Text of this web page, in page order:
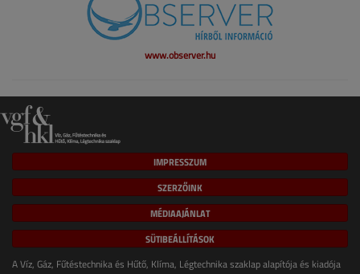
www.observer.hu
IMPRESSZUM
SZERZŐINK
MÉDIAAJÁNLAT
SÜTIBEÁLLÍTÁSOK
A Víz, Gáz, Fűtéstechnika és Hűtő, Klíma, Légtechnika szaklap alapítója és kiadója